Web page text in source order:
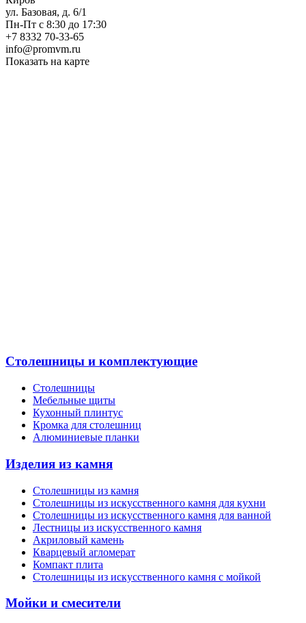
ул. Базовая, д. 6/1
Пн-Пт с 8:30 до 17:30
+7 8332 70-33-65
info@promvm.ru
Показать на карте
Столешницы и комплектующие
Столешницы
Мебельные щиты
Кухонный плинтус
Кромка для столешниц
Алюминиевые планки
Изделия из камня
Столешницы из камня
Cтолешницы из искусственного камня для кухни
Cтолешницы из искусственного камня для ванной
Лестницы из искусственного камня
Акриловый камень
Кварцевый агломерат
Компакт плита
Столешницы из искусственного камня с мойкой
Мойки и смесители